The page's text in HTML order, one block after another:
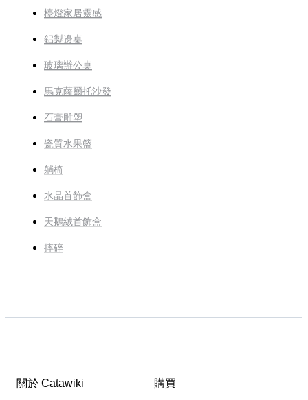
檯燈家居靈感
鋁製邊桌
玻璃辦公桌
馬克薩爾托沙發
石膏雕塑
瓷質水果籃
躺椅
水晶首飾盒
天鵝絨首飾盒
摔碎
關於 Catawiki 購買